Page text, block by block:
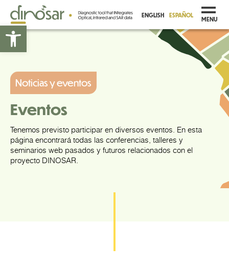
Abrir barra de herramientas
ENGLISH ESPAÑOL
MENU
Noticias y eventos
Eventos
Tenemos previsto participar en diversos eventos. En esta
página encontrará todas las conferencias, talleres y
seminarios web pasados y futuros relacionados con el
proyecto DINOSAR.